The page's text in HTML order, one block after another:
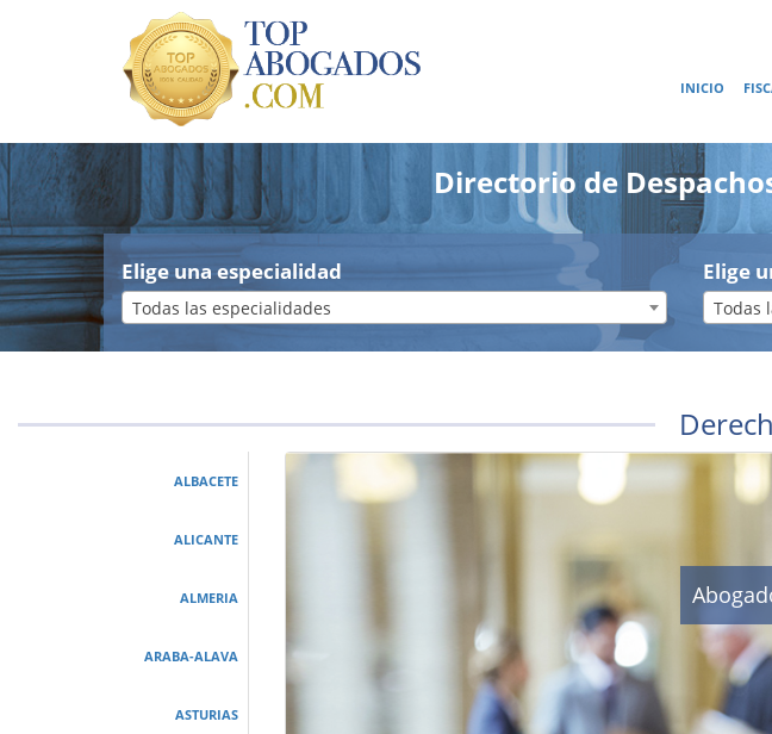
INICIO
Directorio de
Elige una especialidad
Todas las especialidades
Elige
Todas
ALBACETE
ALICANTE
ALMERIA
ARABA-ALAVA
ASTURIAS